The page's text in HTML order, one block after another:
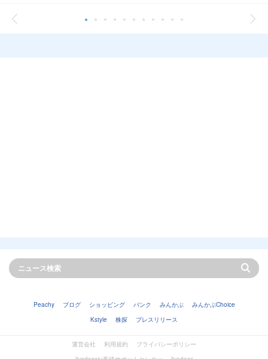
Peachy ブログ ショッピング バンク みんかぶ
みんかぶChoice
Kstyle
株探 プレスリリース
運営会社 利用規約
プライバシーポリシー